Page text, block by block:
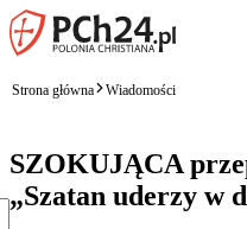
Strona główna Wiadomości
SZOKUJĄCA
„Szatan uderzy w